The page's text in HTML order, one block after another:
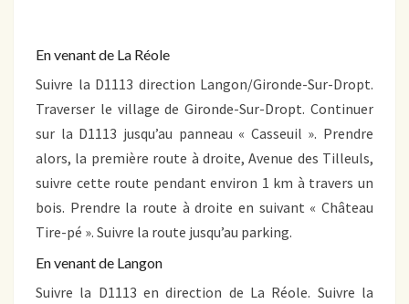
En venant de La Réole
Suivre la D1113 direction Langon/Gironde-Sur-Dropt.
Traverser le village de Gironde-Sur-Dropt. Continuer
sur la D1113 jusqu’au panneau « Casseuil ». Prendre
alors, la première route à droite, Avenue des Tilleuls,
suivre cette route pendant environ 1 km à travers un
bois. Prendre la route à droite en suivant « Château
Tire-pé ». Suivre la route jusqu’au parking.
En venant de Langon
Suivre la D1113 en direction de La Réole. Suivre la